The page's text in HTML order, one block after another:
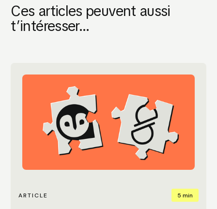
Ces articles peuvent aussi
t’intéresser...
ARTICLE 5 min